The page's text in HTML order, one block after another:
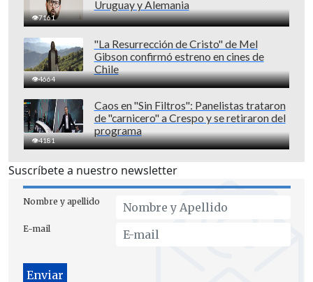
7161
Uruguay y Alemania
4664
"La Resurrección de Cristo" de Mel
Gibson confirmó estreno en cines de
Chile
4181
Caos en "Sin Filtros": Panelistas trataron
de "carnicero" a Crespo y se retiraron del
programa
Suscríbete a nuestro newsletter
Nombre y apellido
E-mail